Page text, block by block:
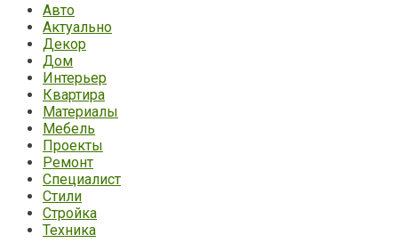
Авто
Актуально
Декор
Дом
Интерьер
Квартира
Материалы
Мебель
Проекты
Ремонт
Специалист
Стили
Стройка
Техника